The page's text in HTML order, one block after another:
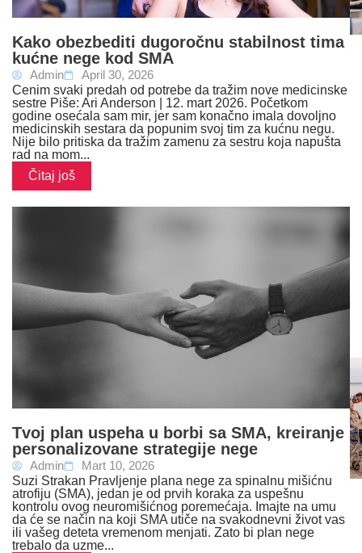
Kako obezbediti dugoročnu stabilnost tima
kućne nege kod SMA
Admin
April 30, 2026
Cenim svaki predah od potrebe da tražim nove medicinske
sestre Piše: Ari Anderson | 12. mart 2026. Početkom
godine osećala sam mir, jer sam konačno imala dovoljno
medicinskih sestara da popunim svoj tim za kućnu negu.
Nije bilo pritiska da tražim zamenu za sestru koja napušta
rad na mom...
Čitaj još
Tvoj plan uspeha u borbi sa SMA, kreiranje
personalizovane strategije nege
Admin
Mart 10, 2026
Suzi Strakan Pravljenje plana nege za spinalnu mišićnu
atrofiju (SMA), jedan je od prvih koraka za uspešnu
kontrolu ovog neuromišićnog poremećaja. Imajte na umu
da će se način na koji SMA utiče na svakodnevni život vas
ili vašeg deteta vremenom menjati. Zato bi plan nege
trebalo da uzme...